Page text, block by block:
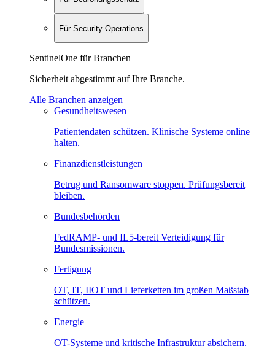
Für Security Operations
SentinelOne für Branchen
Sicherheit abgestimmt auf Ihre Branche.
Alle Branchen anzeigen
Gesundheitswesen
Patientendaten schützen. Klinische Systeme online
halten.
Finanzdienstleistungen
Betrug und Ransomware stoppen. Prüfungsbereit
bleiben.
Bundesbehörden
FedRAMP- und IL5-bereit Verteidigung für
Bundesmissionen.
Fertigung
OT, IT, IIOT und Lieferketten im großen Maßstab
schützen.
Energie
OT-Systeme und kritische Infrastruktur absichern.